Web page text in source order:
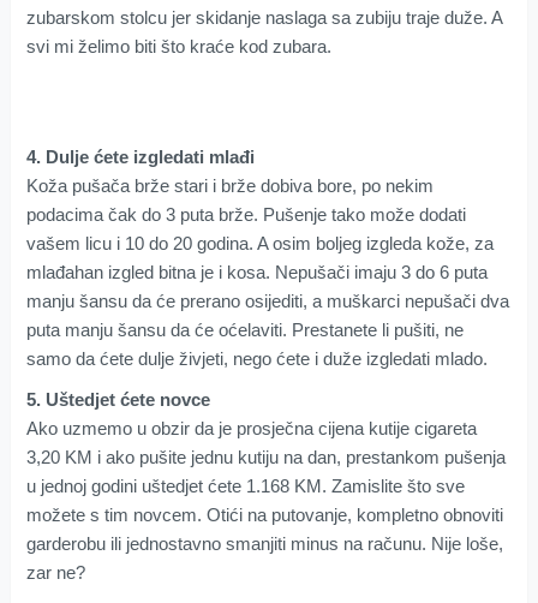
zubarskom stolcu jer skidanje naslaga sa zubiju traje duže. A
svi mi želimo biti što kraće kod zubara.
4. Dulje ćete izgledati mlađi
Koža pušača brže stari i brže dobiva bore, po nekim
podacima čak do 3 puta brže. Pušenje tako može dodati
vašem licu i 10 do 20 godina. A osim boljeg izgleda kože, za
mlađahan izgled bitna je i kosa. Nepušači imaju 3 do 6 puta
manju šansu da će prerano osijediti, a muškarci nepušači dva
puta manju šansu da će oćelaviti. Prestanete li pušiti, ne
samo da ćete dulje živjeti, nego ćete i duže izgledati mlado.
5. Uštedjet ćete novce
Ako uzmemo u obzir da je prosječna cijena kutije cigareta
3,20 KM i ako pušite jednu kutiju na dan, prestankom pušenja
u jednoj godini uštedjet ćete 1.168 KM. Zamislite što sve
možete s tim novcem. Otići na putovanje, kompletno obnoviti
garderobu ili jednostavno smanjiti minus na računu. Nije loše,
zar ne?